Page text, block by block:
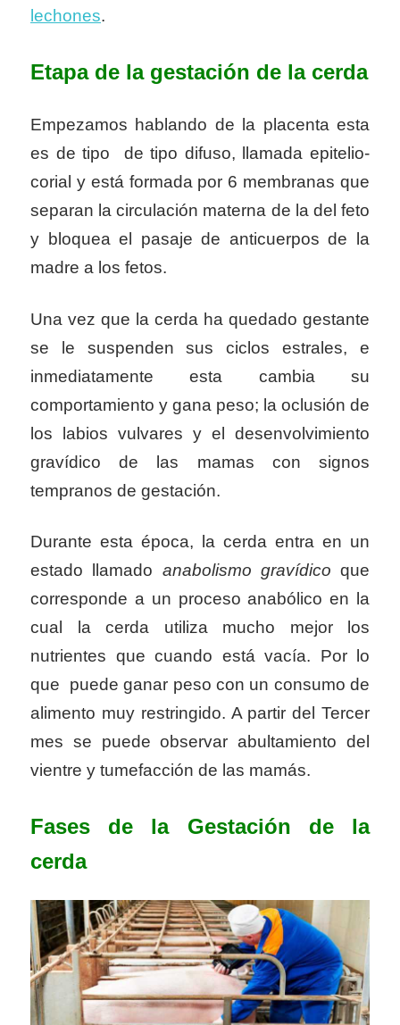
lechones.
Etapa de la gestación de la cerda
Empezamos hablando de la placenta esta
es de tipo de tipo difuso, llamada epitelio-
corial y está formada por 6 membranas que
separan la circulación materna de la del feto
y bloquea el pasaje de anticuerpos de la
madre a los fetos.
Una vez que la cerda ha quedado gestante
se le suspenden sus ciclos estrales, e
inmediatamente esta cambia su
comportamiento y gana peso; la oclusión de
los labios vulvares y el desenvolvimiento
gravídico de las mamas con signos
tempranos de gestación.
Durante esta época, la cerda entra en un
estado llamado anabolismo gravídico que
corresponde a un proceso anabólico en la
cual la cerda utiliza mucho mejor los
nutrientes que cuando está vacía. Por lo
que puede ganar peso con un consumo de
alimento muy restringido. A partir del Tercer
mes se puede observar abultamiento del
vientre y tumefacción de las mamás.
Fases de la Gestación de la
cerda